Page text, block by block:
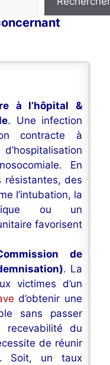
à l’hôpital &
. Une infection
contracte à
En
résistantes, des
l’intubation, la
ou un
favorisent
de
. La
victimes d’un
d’obtenir une
sans passer
du
de réunir
Soit, un taux